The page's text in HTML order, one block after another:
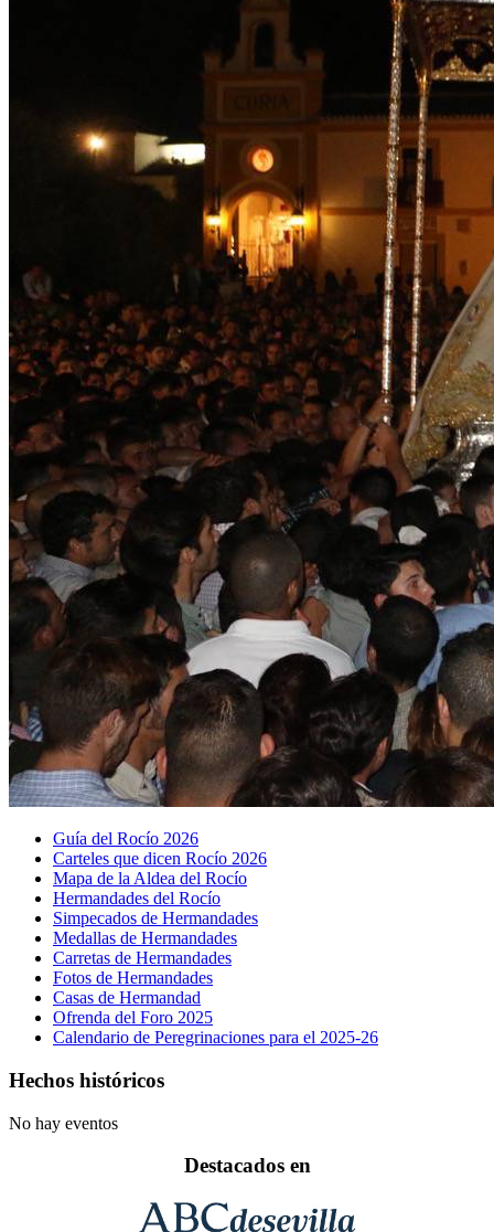
Guía del Rocío 2026
Carteles que dicen Rocío 2026
Mapa de la Aldea del Rocío
Hermandades del Rocío
Simpecados de Hermandades
Medallas de Hermandades
Carretas de Hermandades
Fotos de Hermandades
Casas de Hermandad
Ofrenda del Foro 2025
Calendario de Peregrinaciones para el 2025-26
Hechos históricos
No hay eventos
Destacados en